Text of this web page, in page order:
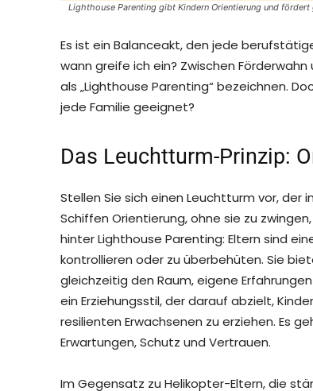
Lighthouse Parenting gibt Kindern Orientierung und
Es ist ein Balanceakt, den jede
wann greife ich ein? Zwischen
als „Lighthouse Parenting“ bezeichnen.
jede Familie geeignet?
Das Leuchtturm-Prinzip:
Stellen Sie sich einen Leuchtturm vor, der
Schiffen Orientierung, ohne sie zu
hinter Lighthouse Parenting: Eltern sind
kontrollieren oder zu überbehüten. Sie
gleichzeitig den Raum, eigene
ein Erziehungsstil, der darauf abzielt,
resilienten Erwachsenen zu erziehen. Es
Erwartungen, Schutz und Vertrauen.
Im Gegensatz zu Helikopter-Eltern, die